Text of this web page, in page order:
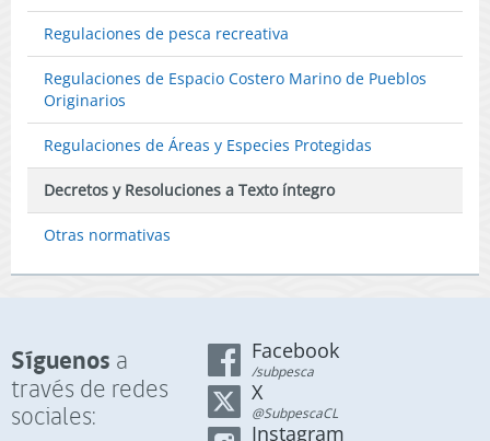
Regulaciones de pesca recreativa
Regulaciones de Espacio Costero Marino de Pueblos
Originarios
Regulaciones de Áreas y Especies Protegidas
Decretos y Resoluciones a Texto íntegro
Otras normativas
Síguenos a
través de redes
sociales:
Facebook
/subpesca
X
@SubpescaCL
Instagram